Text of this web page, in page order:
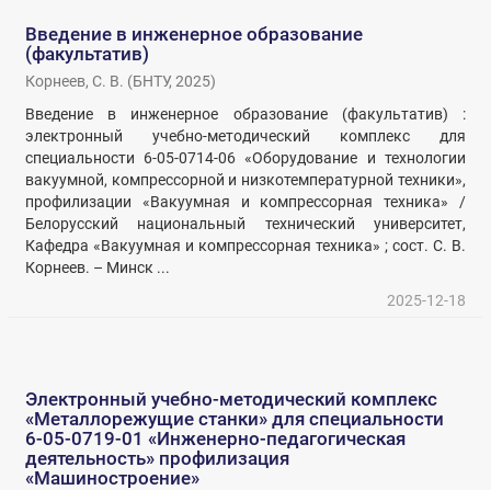
Введение в инженерное образование
(факультатив)
Корнеев, С. В. (БНТУ,2025)
Введение в инженерное образование (факультатив) :
электронный учебно-методический комплекс для
специальности 6-05-0714-06 «Оборудование и технологии
вакуумной, компрессорной и низкотемпературной техники»,
профилизации «Вакуумная и компрессорная техника» /
Белорусский национальный технический университет,
Кафедра «Вакуумная и компрессорная техника» ; сост. С. В.
Корнеев. – Минск ...
2025-12-18
Электронный учебно-методический комплекс
«Металлорежущие станки» для специальности
6-05-0719-01 «Инженерно-педагогическая
деятельность» профилизация
«Машиностроение»